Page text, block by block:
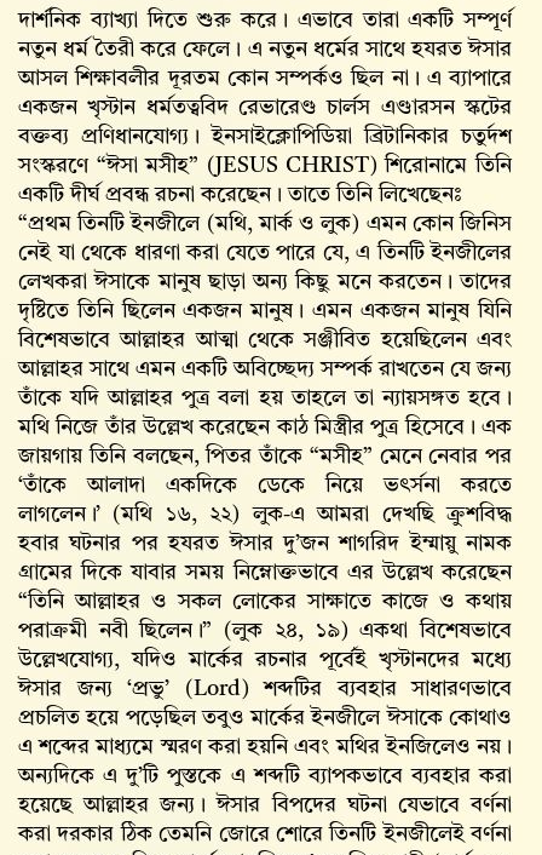
দার্শনিক ব্যাখ্যা দিতে শুরু করে। এভাবে তারা একটি সম্পূর্ণ
নতুন ধর্ম তৈরী করে ফেলে। এ নতুন ধর্মের সাথে হযরত ঈসার
আসল শিক্ষাবলীর দূরতম কোন সম্পর্কও ছিল না। এ ব্যাপারে
একজন খৃস্টান ধর্মতত্ববিদ রেভারেণ্ড চার্লস এণ্ডারসন স্কটের
বক্তব্য প্রণিধানযোগ্য। ইনসাইক্লোপিডিয়া ব্রিটানিকার চতুর্দশ
সংস্করণে “ঈসা মসীহ” (JESUS CHRIST) শিরোনামে তিনি
একটি দীর্ঘ প্রবন্ধ রচনা করেছেন। তাতে তিনি লিখেছেনঃ
“প্রথম তিনটি ইনজীলে (মথি, মার্ক ও লুক) এমন কোন জিনিস
নেই যা থেকে ধারণা করা যেতে পারে যে, এ তিনটি ইনজীলের
লেখকরা ঈসাকে মানুষ ছাড়া অন্য কিছু মনে করতেন। তাদের
দৃষ্টিতে তিনি ছিলেন একজন মানুষ। এমন একজন মানুষ যিনি
বিশেষভাবে আল্লাহর আত্মা থেকে সঞ্জীবিত হয়েছিলেন এবং
আল্লাহর সাথে এমন একটি অবিচ্ছেদ্য সম্পর্ক রাখতেন যে জন্য
তাঁকে যদি আল্লাহর পুত্র বলা হয় তাহলে তা ন্যায়সঙ্গত হবে।
মথি নিজে তাঁর উল্লেখ করেছেন কাঠ মিস্ত্রীর পুত্র হিসেবে। এক
জায়গায় তিনি বলছেন, পিতর তাঁকে “মসীহ” মেনে নেবার পর
‘তাঁকে আলাদা একদিকে ডেকে নিয়ে ভৎর্সনা করতে
লাগলেন।’ (মথি ১৬, ২২) লুক-এ আমরা দেখছি ক্রুশবিদ্ধ
হবার ঘটনার পর হযরত ঈসার দু’জন শাগরিদ ইম্মায়ু নামক
গ্রামের দিকে যাবার সময় নিম্নোক্তভাবে এর উল্লেখ করেছেন
“তিনি আল্লাহর ও সকল লোকের সাক্ষাতে কাজে ও কথায়
পরাক্রমী নবী ছিলেন।” (লুক ২৪, ১৯) একথা বিশেষভাবে
উল্লেখযোগ্য, যদিও মার্কের রচনার পূর্বেই খৃস্টানদের মধ্যে
ঈসার জন্য ‘প্রভু’ (Lord) শব্দটির ব্যবহার সাধারণভাবে
প্রচলিত হয়ে পড়েছিল তবুও মার্কের ইনজীলে ঈসাকে কোথাও
এ শব্দের মাধ্যমে স্মরণ করা হয়নি এবং মথির ইনজিলেও নয়।
অন্যদিকে এ দু’টি পুস্তকে এ শব্দটি ব্যাপকভাবে ব্যবহার করা
হয়েছে আল্লাহর জন্য। ঈসার বিপদের ঘটনা যেভাবে বর্ণনা
করা দরকার ঠিক তেমনি জোরে শোরে তিনটি ইনজীলেই বর্ণনা